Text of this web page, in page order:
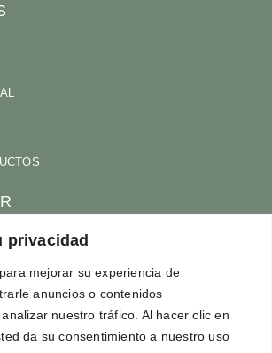
privacidad
mejorar su experiencia de
anuncios o contenidos
nuestro tráfico. Al hacer clic en
da su consentimiento a nuestro uso
COMUNIDAD
Y CONDICIONES
SUSCRÍBETE